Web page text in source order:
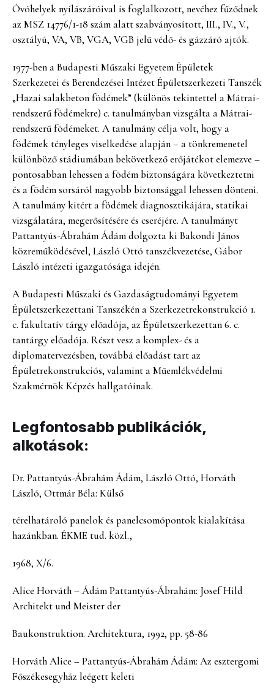
Óvóhelyek nyílászáróival is foglalkozott, nevéhez fűződnek
az MSZ 14776/1-18 szám alatt szabványosított, III., IV., V.,
osztályú, VA, VB, VGA, VGB jelű védő- és gázzáró ajtók.
1977-ben a Budapesti Műszaki Egyetem Épületek
Szerkezetei és Berendezései Intézet Épületszerkezeti Tanszék
„Hazai salakbeton födémek” (különös tekintettel a Mátrai-
rendszerű födémekre) c. tanulmányban vizsgálta a Mátrai-
rendszerű födémeket. A tanulmány célja volt, hogy a
födémek tényleges viselkedése alapján – a tönkremenetel
különböző stádiumában bekövetkező erőjátékot elemezve –
pontosabban lehessen a födém biztonságára következtetni
és a födém sorsáról nagyobb biztonsággal lehessen dönteni.
A tanulmány kitért a födémek diagnosztikájára, statikai
vizsgálatára, megerősítésére és cseréjére. A tanulmányt
Pattantyús-Ábrahám Ádám dolgozta ki Bakondi János
közreműködésével, László Ottó tanszékvezetése, Gábor
László intézeti igazgatósága idején.
A Budapesti Műszaki és Gazdaságtudományi Egyetem
Épületszerkezettani Tanszékén a Szerkezetrekonstrukció 1.
c. fakultatív tárgy előadója, az Épületszerkezettan 6. c.
tantárgy előadója. Részt vesz a komplex- és a
diplomatervezésben, továbbá előadást tart az
Épületrekonstrukciós, valamint a Műemlékvédelmi
Szakmérnök Képzés hallgatóinak.
Legfontosabb publikációk,
alkotások:
Dr. Pattantyús-Ábrahám Ádám, László Ottó, Horváth
László, Ottmár Béla: Külső
térelhatároló panelok és panelcsomópontok kialakítása
hazánkban. ÉKME tud. közl.,
1968, X/6.
Alice Horváth – Ádám Pattantyús-Ábrahám: Josef Hild
Architekt und Meister der
Baukonstruktion. Architektura, 1992, pp. 58-86
Horváth Alice – Pattantyús-Ábrahám Ádám: Az esztergomi
Főszékesegyház leégett keleti